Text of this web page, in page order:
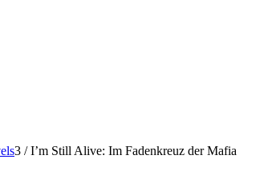
3 / I’m Still Alive: Im Fadenkreuz der Mafia